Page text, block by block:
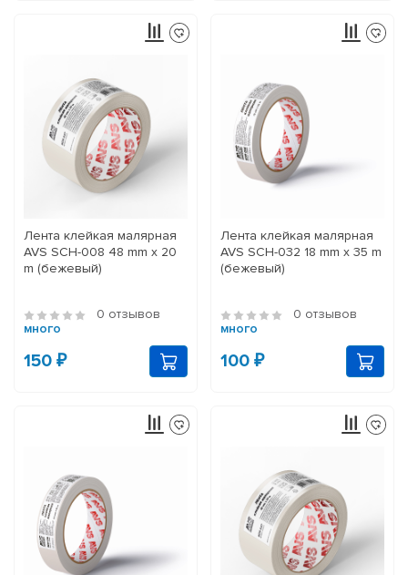
Лента клейкая малярная
AVS SCH-008 48 mm x 20
m (бежевый)
0 отзывов
много
150 ₽
Лента клейкая малярная
AVS SCH-032 18 mm x 35 m
(бежевый)
0 отзывов
много
100 ₽